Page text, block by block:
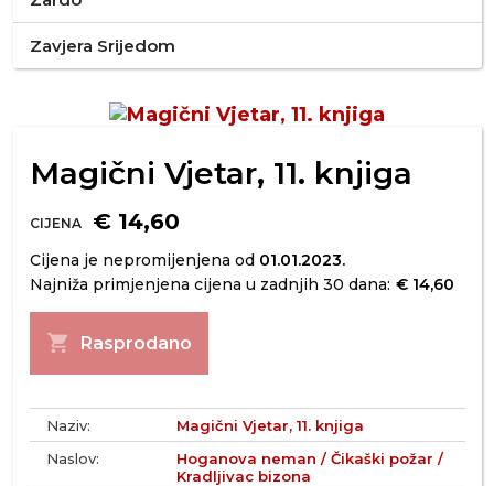
Zavjera Srijedom
Magični Vjetar, 11. knjiga
CIJENA € 14,60
Cijena je nepromijenjena od 01.01.2023.
Najniža primjenjena cijena u zadnjih 30 dana: € 14,60
shopping_cart Rasprodano
Naziv:
Magični Vjetar, 11. knjiga
Naslov:
Hoganova neman / Čikaški požar /
Kradljivac bizona